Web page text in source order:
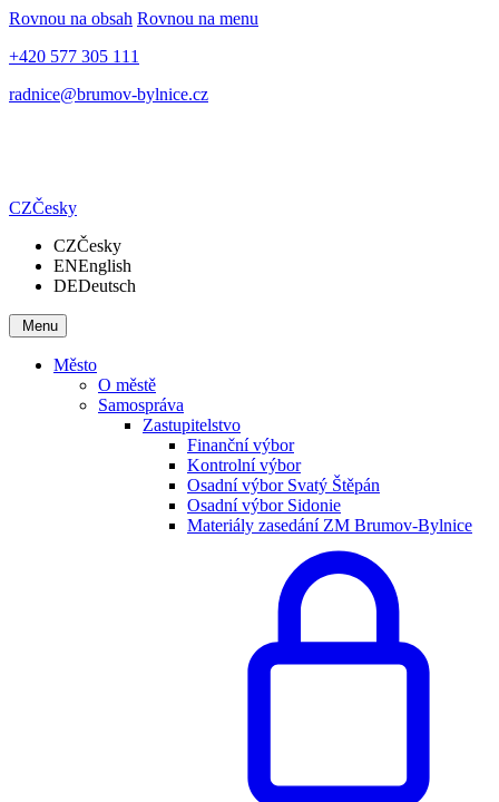
Rovnou na obsah Rovnou na menu
+420 577 305 111
radnice@brumov-bylnice.cz
CZČesky
CZČesky
ENEnglish
DEDeutsch
Menu
Město
O městě
Samospráva
Zastupitelstvo
Finanční výbor
Kontrolní výbor
Osadní výbor Svatý Štěpán
Osadní výbor Sidonie
Materiály zasedání ZM Brumov-Bylnice